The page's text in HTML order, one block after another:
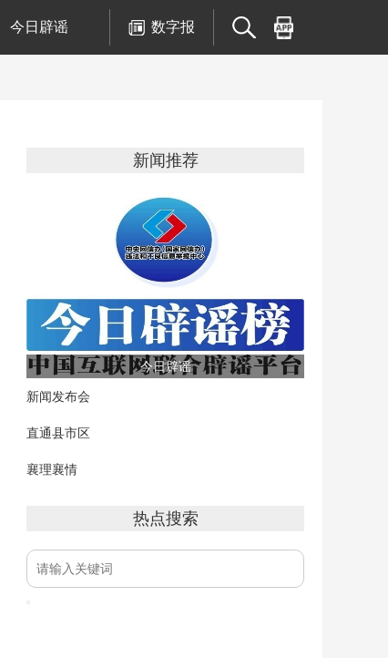
今日辟谣 数字报
新闻推荐
今日辟谣
新闻发布会
直通县市区
襄理襄情
热点搜索